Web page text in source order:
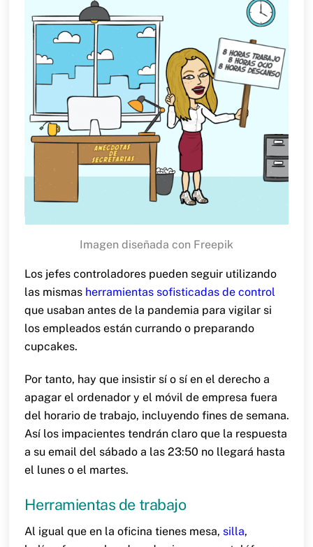
Imagen diseñada con Freepik
Los jefes controladores pueden seguir utilizando
las mismas herramientas sofisticadas de control
que usaban antes de la pandemia para vigilar si
los empleados están currando o preparando
cupcakes.
Por tanto, hay que insistir sí o sí en el derecho a
apagar el ordenador y el móvil de empresa fuera
del horario de trabajo, incluyendo fines de semana.
Así los impacientes tendrán claro que la respuesta
a su email del sábado a las 23:50 no llegará hasta
el lunes o el martes.
Herramientas de trabajo
Al igual que en la oficina tienes mesa, silla,